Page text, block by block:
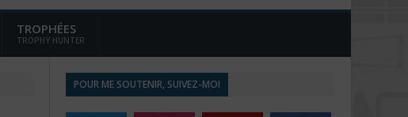
TROPHÉES
TROPHY HUNTER
POUR ME SOUTENIR, SUIVEZ-MOI